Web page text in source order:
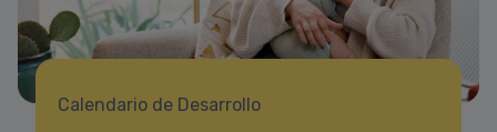
Calendario de Desarrollo